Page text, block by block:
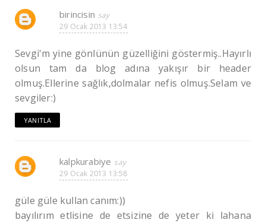
birincisin
29 Ocak 2013 13:54
Sevgi'm yine gönlünün güzelliğini göstermiş..Hayırlı
olsun tam da blog adına yakışır bir header
olmuş.Ellerine sağlık,dolmalar nefis olmuş.Selam ve
sevgiler:)
YANITLA
kalpkurabiye
29 Ocak 2013 13:58
güle güle kullan canım:))
bayılırım etlisine de etsizine de yeter ki lahana